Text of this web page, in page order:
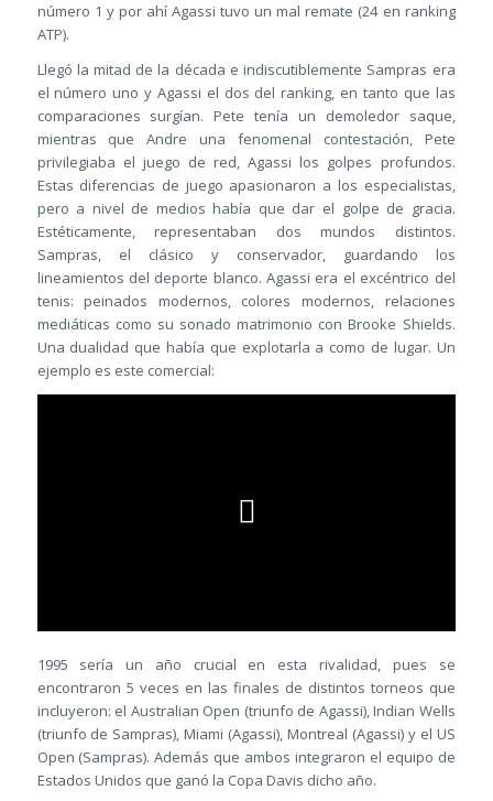
número 1 y por ahí Agassi tuvo un mal remate (24 en ranking
ATP).
Llegó la mitad de la década e indiscutiblemente Sampras era
el número uno y Agassi el dos del ranking, en tanto que las
comparaciones surgían. Pete tenía un demoledor saque,
mientras que Andre una fenomenal contestación, Pete
privilegiaba el juego de red, Agassi los golpes profundos.
Estas diferencias de juego apasionaron a los especialistas,
pero a nivel de medios había que dar el golpe de gracia.
Estéticamente, representaban dos mundos distintos.
Sampras, el clásico y conservador, guardando los
lineamientos del deporte blanco. Agassi era el excéntrico del
tenis: peinados modernos, colores modernos, relaciones
mediáticas como su sonado matrimonio con Brooke Shields.
Una dualidad que había que explotarla a como de lugar. Un
ejemplo es este comercial:
1995 sería un año crucial en esta rivalidad, pues se
encontraron 5 veces en las finales de distintos torneos que
incluyeron: el Australian Open (triunfo de Agassi), Indian Wells
(triunfo de Sampras), Miami (Agassi), Montreal (Agassi) y el US
Open (Sampras). Además que ambos integraron el equipo de
Estados Unidos que ganó la Copa Davis dicho año.